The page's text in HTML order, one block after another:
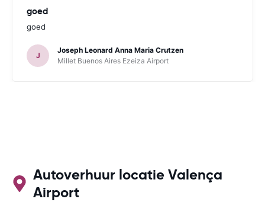
goed
goed
J
Joseph Leonard Anna Maria Crutzen
Millet Buenos Aires Ezeiza Airport
Autoverhuur locatie Valença
Airport